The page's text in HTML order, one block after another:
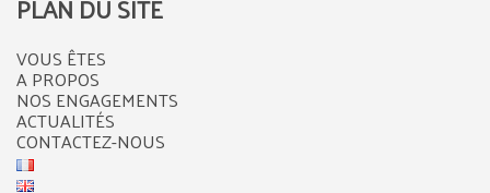
PLAN DU SITE
VOUS ÊTES
A PROPOS
NOS ENGAGEMENTS
ACTUALITÉS
CONTACTEZ-NOUS